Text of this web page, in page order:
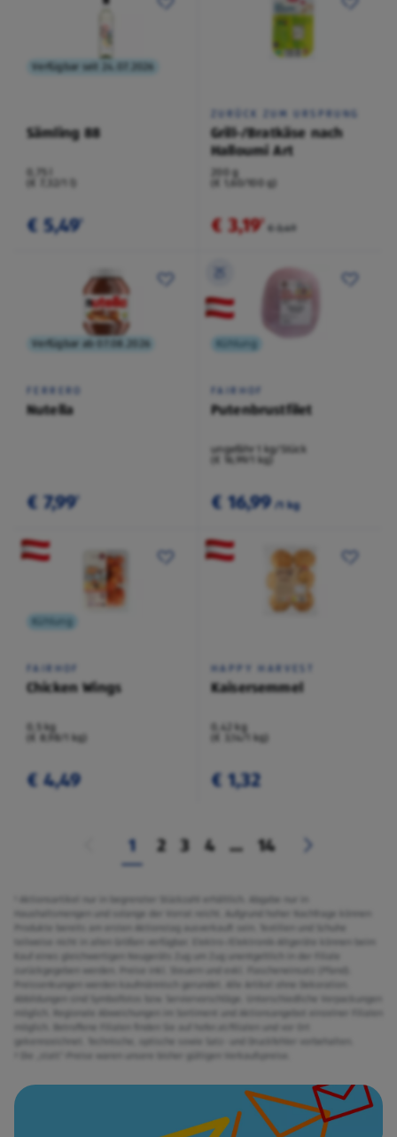
Verfügbar seit 24.07.2026
Sämling 88
€ 5,49¹
ZURÜCK ZUM URSPRUNG
Grill-/Bratkäse nach
Halloumi Art
200 g
(€ 1,60/100 g)
€ 3,19² € 3,49
Verfügbar ab 07.08.2026
FERRERO
Nutella
€ 7,99¹
Kühlung
FAIRHOF
Putenbrustfilet
ungefähr 1 kg/Stück
(€ 16,99/1 kg)
€ 16,99 /1 kg
Kühlung
FAIRHOF
Chicken Wings
0,5 kg
(€ 8,98/1 kg)
€ 4,49
HAPPY HARVEST
Kaisersemmel
0,42 kg
(€ 3,14/1 kg)
€ 1,32
1 2 3 4 ... 14
Haushaltsmengen und solange der Vorrat reicht. Aufgrund hoher Nachfrage können
teilweise nicht in allen Größen verfügbar. Elektro-/Elektronik-Altgeräte können beim
Kauf eines gleichwertigen Neugeräts Zug um Zug unentgeltlich in der Filiale
zurückgegeben werden. Preise inkl. Steuern und exkl. Flascheneinsatz (Pfand).
Preissenkungen werden kaufmännisch gerundet. Alle Artikel ohne Dekoration.
Abbildungen sind Symbolfotos bzw. Serviervorschläge. Unterschiedliche Verpackungen
möglich. Regionale Abweichungen im Sortiment und Aktionsangebot einzelner Filialen
gekennzeichnet. Technische, optische sowie Satz- und Druckfehler vorbehalten.
² Die „statt“-Preise waren unsere bisher gültigen Verkaufspreise.